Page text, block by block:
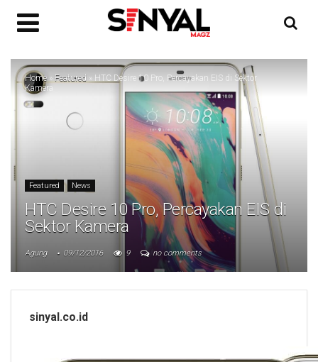
Home » Featured » HTC Desire 10 Pro, Percayakan EIS di Sektor
Kamera
Featured News
HTC Desire 10 Pro, Percayakan EIS di
Sektor Kamera
Agung 09/12/2016 9 no comments
sinyal.co.id